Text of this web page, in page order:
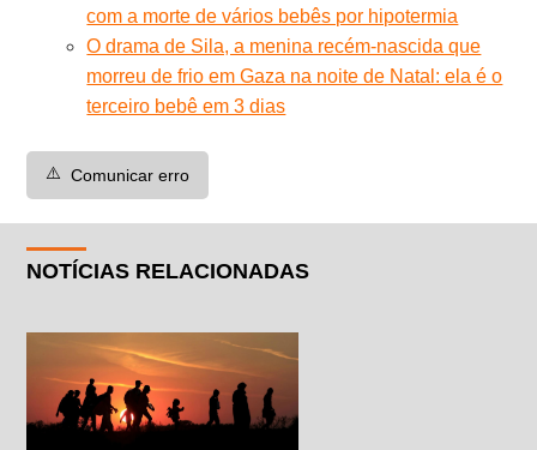
com a morte de vários bebês por hipotermia
O drama de Sila, a menina recém-nascida que
morreu de frio em Gaza na noite de Natal: ela é o
terceiro bebê em 3 dias
⚠️ Comunicar erro
NOTÍCIAS RELACIONADAS